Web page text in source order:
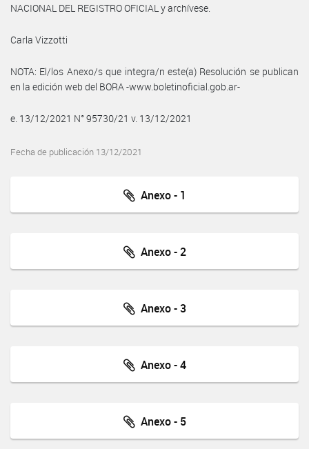
NACIONAL DEL REGISTRO OFICIAL y archívese.
Carla Vizzotti
NOTA: El/los Anexo/s que integra/n este(a) Resolución se publican
en la edición web del BORA -www.boletinoficial.gob.ar-
e. 13/12/2021 N° 95730/21 v. 13/12/2021
Fecha de publicación 13/12/2021
Anexo - 1
Anexo - 2
Anexo - 3
Anexo - 4
Anexo - 5